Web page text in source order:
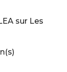
sur Les